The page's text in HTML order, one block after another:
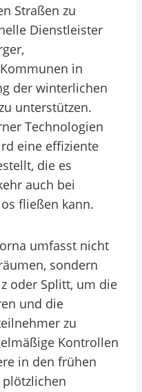
Straßen zu
Dienstleister
in
der winterlichen
unterstützen.
Technologien
eine effiziente
die es
auch bei
fließen kann.
umfasst nicht
sondern
oder Splitt, um die
und die
zu
Kontrollen
in den frühen